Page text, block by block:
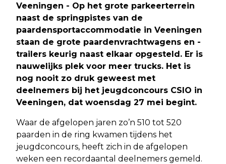
Veeningen - Op het grote parkeerterrein
naast de springpistes van de
paardensportaccommodatie in Veeningen
staan de grote paardenvrachtwagens en -
trailers keurig naast elkaar opgesteld. Er is
nauwelijks plek voor meer trucks. Het is
nog nooit zo druk geweest met
deelnemers bij het jeugdconcours CSIO in
Veeningen, dat woensdag 27 mei begint.
Waar de afgelopen jaren zo’n 510 tot 520
paarden in de ring kwamen tijdens het
jeugdconcours, heeft zich in de afgelopen
weken een recordaantal deelnemers gemeld.